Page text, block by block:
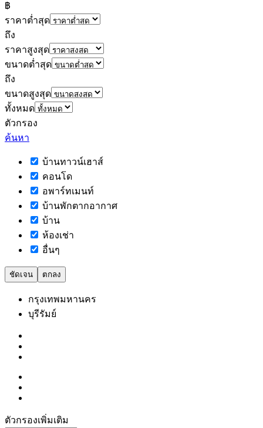
฿
ราคาต่ำสุด
ถึง
ราคาสูงสุด
ขนาดต่ำสุด
ถึง
ขนาดสูงสุด
ทั้งหมด
ตัวกรอง
ค้นหา
บ้านทาวน์เฮาส์
คอนโด
อพาร์ทเมนท์
บ้านพักตากอากาศ
บ้าน
ห้องเช่า
อื่นๆ
ชัดเจน ตกลง
กรุงเทพมหานคร
บุรีรัมย์
ตัวกรองเพิ่มเติม